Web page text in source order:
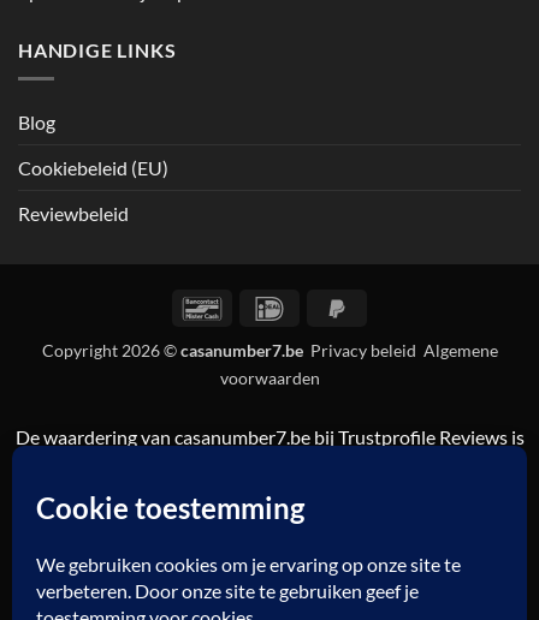
HANDIGE LINKS
Blog
Cookiebeleid (EU)
Reviewbeleid
BancontactIDeal
Copyright 2026 ©casanumber7.be Privacy beleid Algemene
voorwaarden
De waardering van casanumber7.be bij Trustprofile Reviewsis